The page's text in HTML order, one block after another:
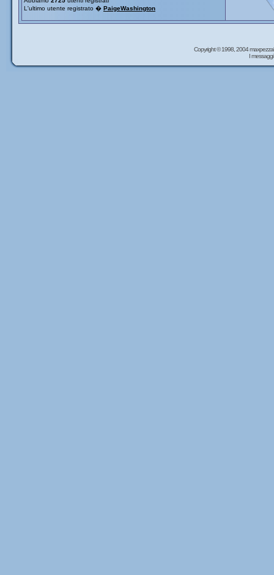
L'ultimo utente registrato � PaigeWashington
Copyright © 1998, 2004
I